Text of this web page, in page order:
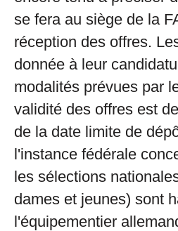
se fera au siège de la
réception des offres.
donnée à leur
modalités prévues par
validité des offres est
de la date limite de
l'instance fédérale
les sélections
dames et jeunes) sont
l'équipementier